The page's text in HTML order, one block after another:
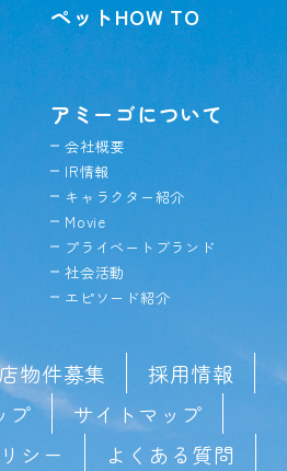
ペットHOW TO
アミーゴについて
会社概要
IR情報
キャラクター紹介
Movie
プライベートブランド
社会活動
エピソード紹介
物件募集
採用情報
プ
サイトマップ
シー
よくある質問